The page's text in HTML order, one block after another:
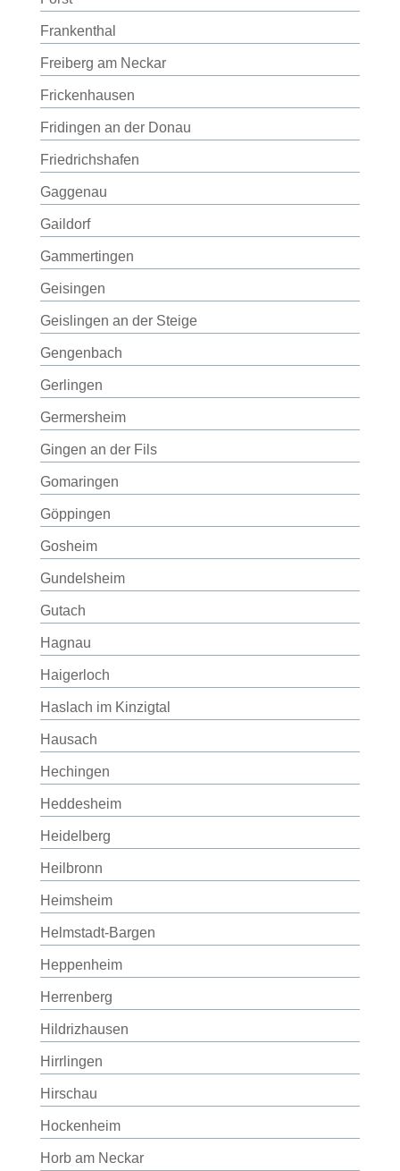
Frankenthal
Freiberg am Neckar
Frickenhausen
Fridingen an der Donau
Friedrichshafen
Gaggenau
Gaildorf
Gammertingen
Geisingen
Geislingen an der Steige
Gengenbach
Gerlingen
Germersheim
Gingen an der Fils
Gomaringen
Göppingen
Gosheim
Gundelsheim
Gutach
Hagnau
Haigerloch
Haslach im Kinzigtal
Hausach
Hechingen
Heddesheim
Heidelberg
Heilbronn
Heimsheim
Helmstadt-Bargen
Heppenheim
Herrenberg
Hildrizhausen
Hirrlingen
Hirschau
Hockenheim
Horb am Neckar